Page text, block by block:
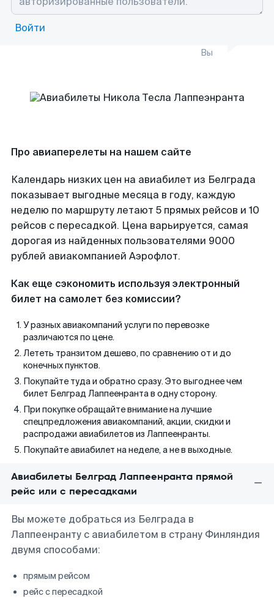
Войти
Вы
Про авиаперелеты на нашем сайте
Календарь низких цен на авиабилет из Белграда
показывает выгодные месяца в году, каждую
неделю по маршруту летают 5 прямых рейсов и 10
рейсов с пересадкой. Цена варьируется, самая
дорогая из найденных пользователями 9000
рублей авиакомпанией Аэрофлот.
Как еще сэкономить используя электронный
билет на самолет без комиссии?
У разных авиакомпаний услуги по перевозке
различаются по цене.
Лететь транзитом дешево, по сравнению от и до
конечных пунктов.
Покупайте туда и обратно сразу. Это выгоднее чем
билет Белград Лаппеенранта в одну сторону.
При покупке обращайте внимание на лучшие
спецпредложения авиакомпаний, акции, скидки и
распродажи авиабилетов из Лаппеенранты.
Покупайте авиабилет на неделе, а не в выходные.
Авиабилеты Белград Лаппеенранта прямой
рейс или с пересадками
Вы можете добраться из Белграда в
Лаппеенранту с авиабилетом в страну Финляндия
двумя способами:
прямым рейсом
рейс с пересадкой